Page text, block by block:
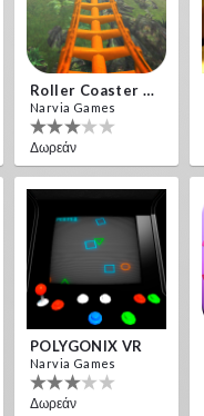
Roller Coaster VR
Narvia Games
Δωρεάν
POLYGONIX VR
Narvia Games
Δωρεάν